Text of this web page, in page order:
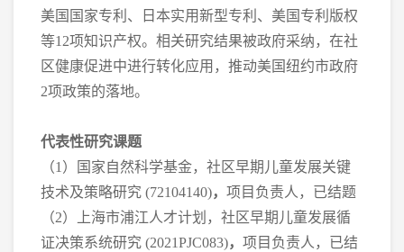
美国国家专利、日本实用新型专利、美国专利版权
等12项知识产权。相关研究结果被政府采纳，在社
区健康促进中进行转化应用，推动美国纽约市政府
2项政策的落地。
代表性研究课题
（1 ）国家自然科学基金，社区早期儿童发展关键
技术及策略研究 (72104140)， 项目负责人，已结题
（2）上海市浦江人才计划，社区早期儿童发展循
证决策系统研究 (2021PJC083)， 项目负责人，已结